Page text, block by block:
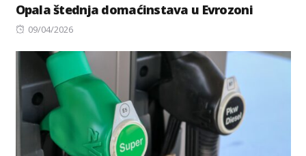
Opala štednja domaćinstava u Evrozoni
Posted
09/04/2026